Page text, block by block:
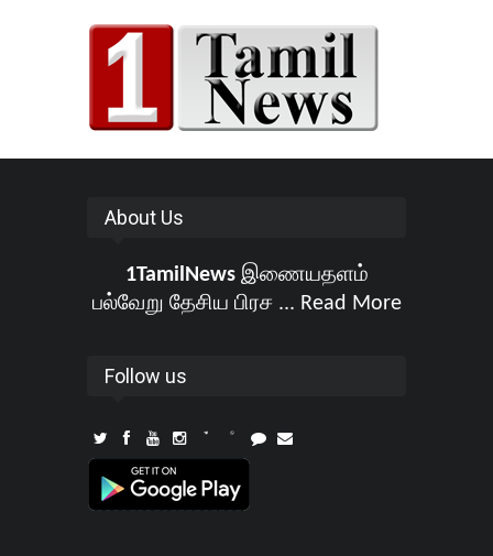
About Us
1TamilNewsஇணையதளம்
பல்வேறு தேசிய பிரச ... Read More
Follow us